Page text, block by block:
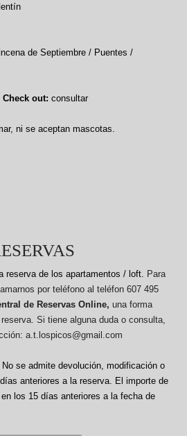
de Septiembre / Puentes /
Check out: consultar
ni se aceptan mascotas.
reserva de los apartamentos / loft. Para
por teléfono al teléfon 607 495
de Reservas Online, una forma
Si tiene alguna duda o consulta,
a.t.lospicos@gmail.com
No se admite devolución, modificación o
anteriores a la reserva. El importe de
los 15 días anteriores a la fecha de